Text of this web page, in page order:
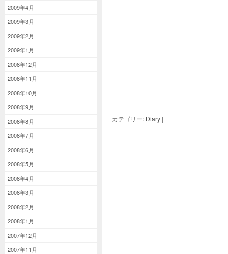
2009年4月
2009年3月
2009年2月
2009年1月
2008年12月
2008年11月
2008年10月
2008年9月
2008年8月
2008年7月
2008年6月
2008年5月
2008年4月
2008年3月
2008年2月
2008年1月
2007年12月
2007年11月
カテゴリー: Diary |